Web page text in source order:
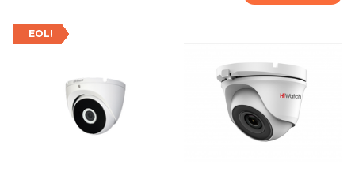
EOL!